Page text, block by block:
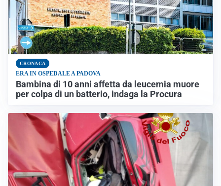
CRONACA
ERA IN OSPEDALE A PADOVA
Bambina di 10 anni affetta da leucemia muore
per colpa di un batterio, indaga la Procura